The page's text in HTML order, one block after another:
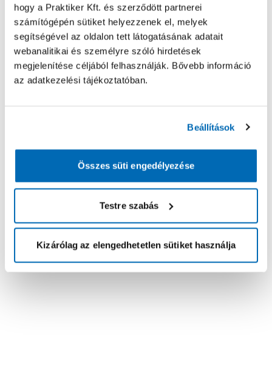
hogy a Praktiker Kft. és szerződött partnerei
számítógépén sütiket helyezzenek el, melyek
segítségével az oldalon tett látogatásának adatait
webanalitikai és személyre szóló hirdetések
megjelenítése céljából felhasználják. Bővebb információ
az adatkezelési tájékoztatóban.
Beállítások
Összes süti engedélyezése
Testre szabás
Kizárólag az elengedhetetlen sütiket használja